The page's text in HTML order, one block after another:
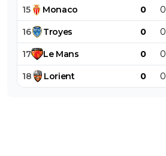
15 Monaco 0 0
16 Troyes 0 0
17 Le Mans 0 0
18 Lorient 0 0